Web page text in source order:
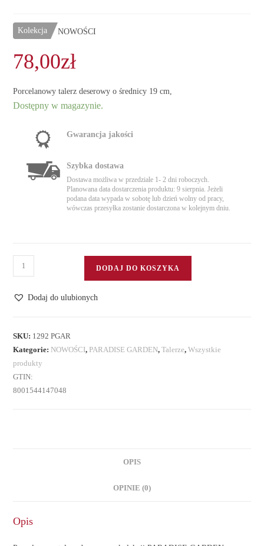
Kolekcja NOWOŚCI
78,00zł
Porcelanowy talerz deserowy o średnicy 19 cm,
Dostępny w magazynie.
Gwarancja jakości
Szybka dostawa
Dostawa możliwa w przedziale 1- 2 dni roboczych.
Planowana data dostarczenia produktu: 9 sierpnia. Jeżeli
podana data wypada w sobotę lub dzień wolny od pracy,
wówczas przesyłka zostanie dostarczona w kolejnym dniu.
ilość
Talerz
deserowy
DODAJ DO KOSZYKA
Dodaj do ulubionych
SKU: 1292 PGAR
Kategorie: NOWOŚCI, PARADISE GARDEN,Talerze,Wszystkie
produkty
GTIN:
8001544147048
OPIS
OPINIE (0)
Opis